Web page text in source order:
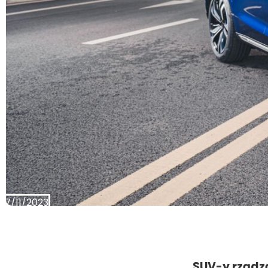
17/11/2023